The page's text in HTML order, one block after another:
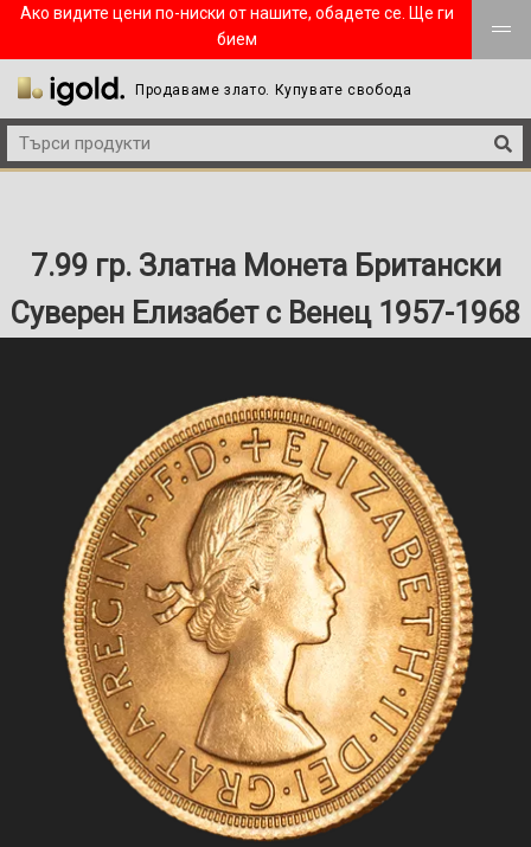
Ако видите цени по-ниски от нашите, обадете се. Ще ги
бием
Продаваме злато. Купувате свобода
7.99 гр. Златна Монета Британски
Суверен Елизабет с Венец 1957-1968